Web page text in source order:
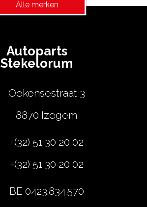
Alle merken
Autoparts
Stekelorum
Oekensestraat 3
8870 Izegem
+(32) 51 30 20 02
+(32) 51 30 20 02
BE 0423.834.570